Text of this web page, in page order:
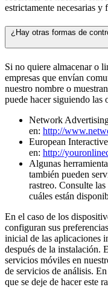
estrictamente necesarias y
¿Hay otras formas de
Si no quiere almacenar o
empresas que envían
nuestro nombre o
puede hacer siguiendo las
Network
en: http://
European
en: http://
Algunas
también pueden
rastreo. Consulte
cuáles están
En el caso de los
configuran sus
inicial de las aplicaciones
después de la instalación.
servicios móviles en
de servicios de análisis.
que se deje de hacer este